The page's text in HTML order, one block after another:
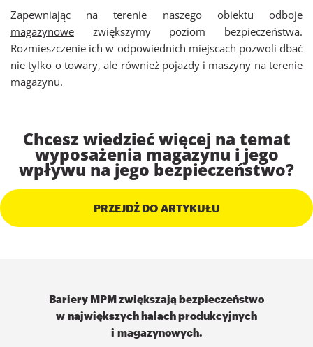
Zapewniając na terenie naszego obiektu odboje
magazynowe zwiększymy poziom bezpieczeństwa.
Rozmieszczenie ich w odpowiednich miejscach pozwoli dbać
nie tylko o towary, ale również pojazdy i maszyny na terenie
magazynu.
Chcesz wiedzieć więcej na temat
wyposażenia magazynu i jego
wpływu na jego bezpieczeństwo?
PRZEJDŹ DO ARTYKUŁU
Bariery MPM zwiększają bezpieczeństwo
w największych halach produkcyjnych
i magazynowych.